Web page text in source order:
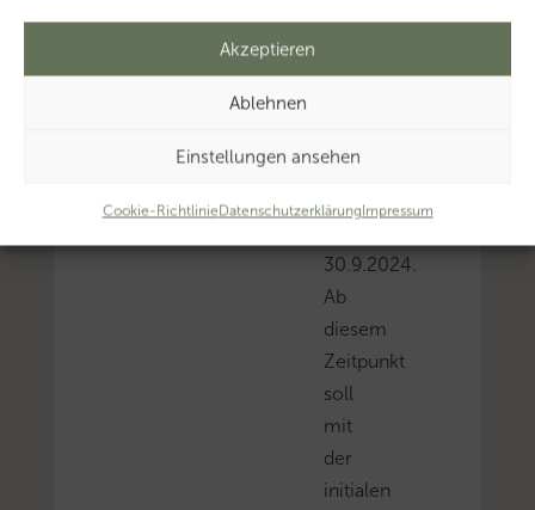
Akzeptieren
Ablehnen
Einstellungen ansehen
Cookie-RichtlinieDatenschutzerklärungImpressum
des
AO
startet
30.9.2024.
Ab
diesem
Zeitpunkt
soll
mit
der
initialen